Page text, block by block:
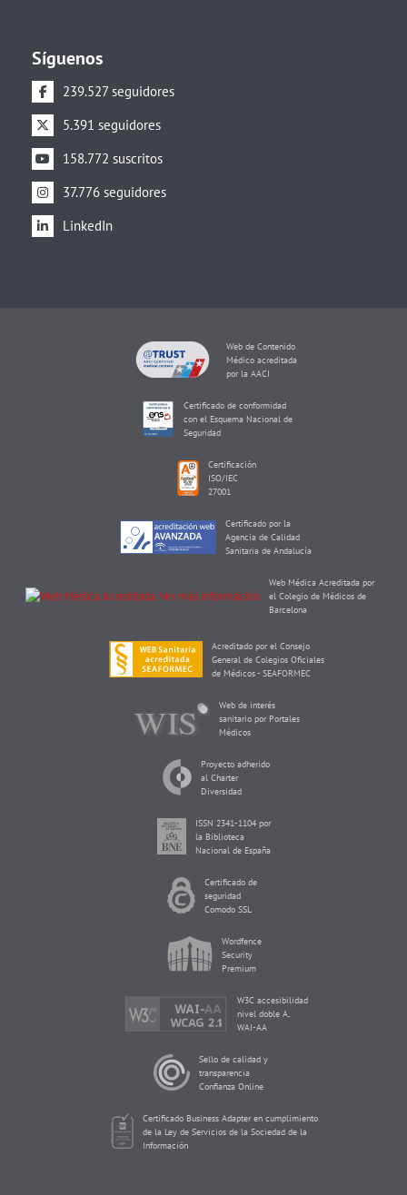
Síguenos
239.527 seguidores
5.391 seguidores
158.772 suscritos
37.776 seguidores
LinkedIn
Web de Contenido
Médico acreditada
por la AACI
Certificado de conformidad
con el Esquema Nacional de
Seguridad
Certificación
ISO/IEC
27001
Certificado por la
Agencia de Calidad
Sanitaria de Andalucía
Web Médica Acreditada por
el Colegio de Médicos de
Barcelona
Acreditado por el Consejo
General de Colegios Oficiales
de Médicos - SEAFORMEC
Web de interés
sanitario por Portales
Médicos
Proyecto adherido
al Charter
Diversidad
ISSN 2341-1104 por
la Biblioteca
Nacional de España
Certificado de
seguridad
Comodo SSL
Wordfence
Security
Premium
W3C accesibilidad
nivel doble A,
WAI-AA
Sello de calidad y
transparencia
Confianza Online
Certificado Business Adapter en cumplimiento
de la Ley de Servicios de la Sociedad de la
Información